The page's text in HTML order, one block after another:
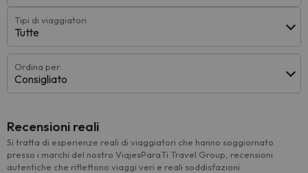
Tipi di viaggiatori
Tutte
Ordina per:
Consigliato
Recensioni reali
Si tratta di esperienze reali di viaggiatori che hanno soggiornato
presso i marchi del nostro ViajesParaTi Travel Group, recensioni
autentiche che riflettono viaggi veri e reali soddisfazioni.